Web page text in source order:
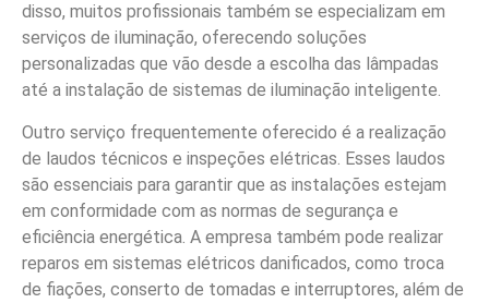
disso, muitos profissionais também se especializam em
serviços de iluminação, oferecendo soluções
personalizadas que vão desde a escolha das lâmpadas
até a instalação de sistemas de iluminação inteligente.
Outro serviço frequentemente oferecido é a realização
de laudos técnicos e inspeções elétricas. Esses laudos
são essenciais para garantir que as instalações estejam
em conformidade com as normas de segurança e
eficiência energética. A empresa também pode realizar
reparos em sistemas elétricos danificados, como troca
de fiações, conserto de tomadas e interruptores, além de